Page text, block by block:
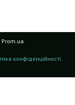
Prom.ua
конфіденційності